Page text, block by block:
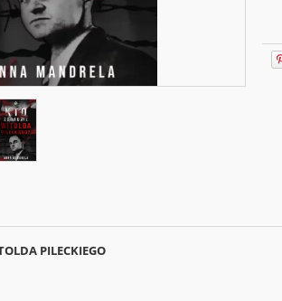
PILECKIEGO